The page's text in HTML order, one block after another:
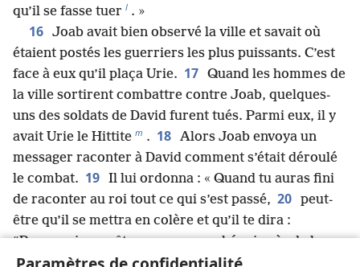
qu’il se fasse tuer l . »
16 Joab avait bien observé la ville et savait où
étaient postés les guerriers les plus puissants. C’est
face à eux qu’il plaça Urie. 17 Quand les hommes de
la ville sortirent combattre contre Joab, quelques-
uns des soldats de David furent tués. Parmi eux, il y
avait Urie le Hittite m . 18 Alors Joab envoya un
messager raconter à David comment s’était déroulé
le combat. 19 Il lui ordonna : « Quand tu auras fini
de raconter au roi tout ce qui s’est passé, 20 peut-
être qu’il se mettra en colère et qu’il te dira :
“Pourquoi vous êtes-vous approchés si près de la
ville ? Ne saviez-vous pas que l’ennemi tirerait sur